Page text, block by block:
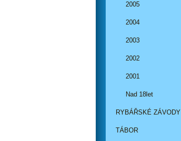
2005
2004
2003
2002
2001
Nad 18let
RYBÁŘSKÉ ZÁVODY
TÁBOR